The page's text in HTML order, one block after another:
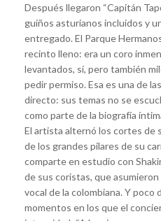
Después llegaron “Capitán
guiños asturianos incluidos y
entregado. El Parque
recinto lleno: era un coro
levantados, sí, pero también
pedir permiso. Esa es una de
directo: sus temas no se
como parte de la biografía
El artista alternó los cortes de
de los grandes pilares de su
comparte en estudio con
de sus coristas, que
vocal de la colombiana. Y poco
momentos en los que el